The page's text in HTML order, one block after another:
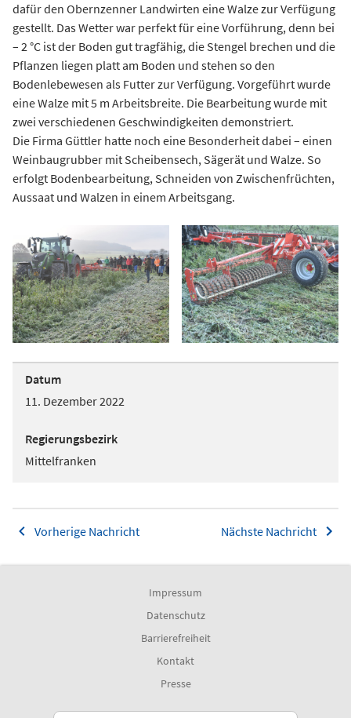
dafür den Obernzenner Landwirten eine Walze zur Verfügung
gestellt. Das Wetter war perfekt für eine Vorführung, denn bei
– 2 °C ist der Boden gut tragfähig, die Stengel brechen und die
Pflanzen liegen platt am Boden und stehen so den
Bodenlebewesen als Futter zur Verfügung. Vorgeführt wurde
eine Walze mit 5 m Arbeitsbreite. Die Bearbeitung wurde mit
zwei verschiedenen Geschwindigkeiten demonstriert.
Die Firma Güttler hatte noch eine Besonderheit dabei – einen
Weinbaugrubber mit Scheibensech, Sägerät und Walze. So
erfolgt Bodenbearbeitung, Schneiden von Zwischenfrüchten,
Aussaat und Walzen in einem Arbeitsgang.
Datum
11. Dezember 2022
Regierungsbezirk
Mittelfranken
Vorherige Nachricht Nächste Nachricht
Impressum
Datenschutz
Barrierefreiheit
Kontakt
Presse